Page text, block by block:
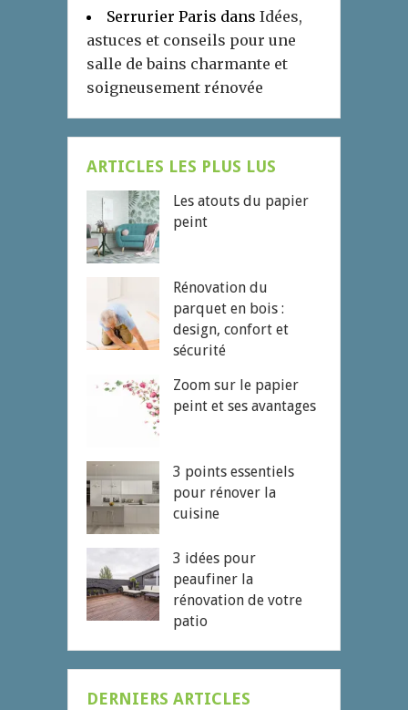
Serrurier Paris dans Idées,
astuces et conseils pour une
salle de bains charmante et
soigneusement rénovée
ARTICLES LES PLUS LUS
Les atouts du papier
peint
Rénovation du
parquet en bois :
design, confort et
sécurité
Zoom sur le papier
peint et ses avantages
3 points essentiels
pour rénover la
cuisine
3 idées pour
peaufiner la
rénovation de votre
patio
DERNIERS ARTICLES